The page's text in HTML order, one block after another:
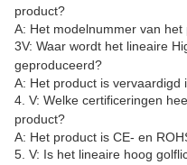
product?
A: Het modelnummer van het
3V: Waar wordt het lineaire
geproduceerd?
A: Het product is vervaardigd
4. V: Welke certificeringen
product?
A: Het product is CE- en
5. V: Is het lineaire hoog